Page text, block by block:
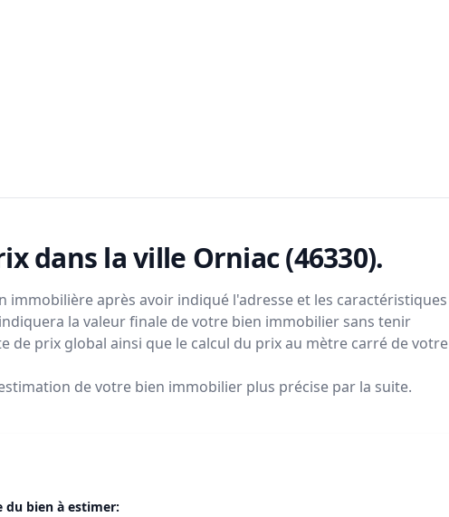
dans la ville Orniac (46330).
après avoir indiqué l'adresse et les caractéristiques
la valeur finale de votre bien immobilier sans tenir
de prix global ainsi que le calcul du prix au mètre carré de votre
de votre bien immobilier plus précise par la suite.
du bien à estimer: